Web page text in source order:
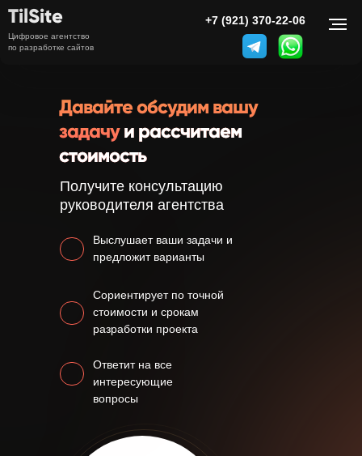
TilSite
Цифровое агентство
по разработке сайтов
+7 (921) 370-22-06
Меню
Сориентирует по точной
стоимости и срокам
разработки проекта
Получите консультацию
руководителя агентства
Ответит на все
интересующие
вопросы
Выслушает ваши задачи и
предложит варианты
Давайте обсудим вашу
задачуи рассчитаем
стоимость